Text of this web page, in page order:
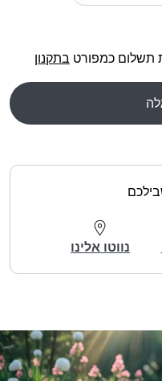
תשלום כמפורט בתקנון
נווטו אלינו